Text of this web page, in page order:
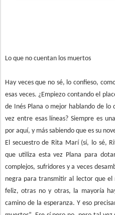
Lo que no cuentan los muertos
Hay veces que no sé, lo confieso,
esas veces. ¿Empiezo contando el
de Inés Plana o mejor hablando de
vez entre esas líneas? Siempre es
por aquí, y más sabiendo que es su
El secuestro de Rita Marí (sí, lo sé,
que utiliza esta vez Plana para
complejos, sufridores y a veces
negra para transmitir al lector que el
feliz, otras no y otras, la mayoría
camino de la esperanza. Y eso